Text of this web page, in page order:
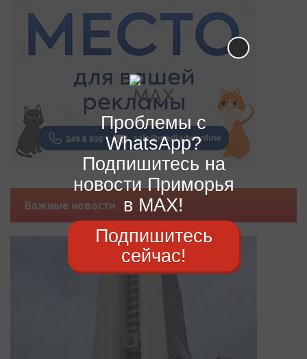
Важные новости
Проблемы с
WhatsApp?
Подпишитесь на
новости Приморья
в MAX!
Подпишитесь
сейчас!